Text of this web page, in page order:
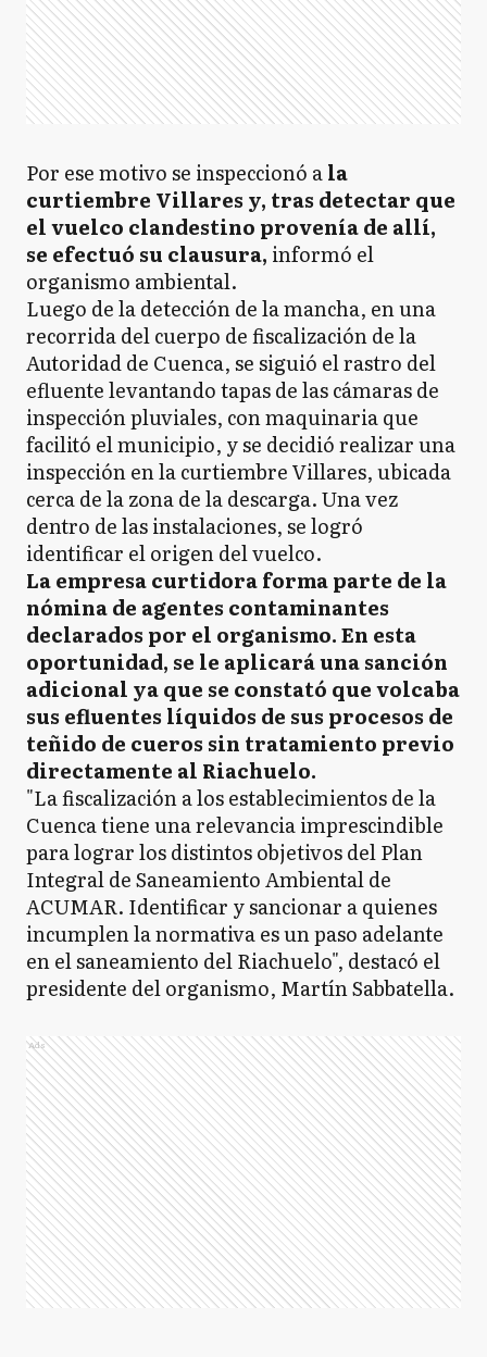
Por ese motivo se inspeccionó ala
curtiembre Villares y, tras detectar que
el vuelco clandestino provenía de allí,
se efectuó su clausura, informó el
organismo ambiental.
Luego de la detección de la mancha, en una
recorrida del cuerpo de fiscalización de la
Autoridad de Cuenca, se siguió el rastro del
efluente levantando tapas de las cámaras de
inspección pluviales, con maquinaria que
facilitó el municipio, y se decidió realizar una
inspección en la curtiembre Villares, ubicada
cerca de la zona de la descarga. Una vez
dentro de las instalaciones, se logró
identificar el origen del vuelco.
La empresa curtidora forma parte de la
nómina de agentes contaminantes
declarados por el organismo. En esta
oportunidad, se le aplicará una sanción
adicional ya que se constató que volcaba
sus efluentes líquidos de sus procesos de
teñido de cueros sin tratamiento previo
directamente al Riachuelo.
"La fiscalización a los establecimientos de la
Cuenca tiene una relevancia imprescindible
para lograr los distintos objetivos del Plan
Integral de Saneamiento Ambiental de
ACUMAR. Identificar y sancionar a quienes
incumplen la normativa es un paso adelante
en el saneamiento del Riachuelo", destacó el
presidente del organismo, Martín Sabbatella.
Ads